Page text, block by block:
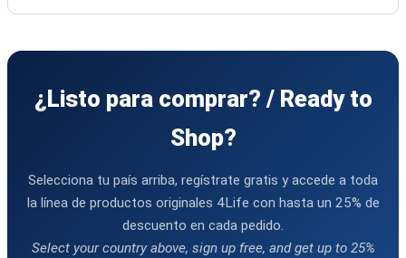
¿Listo para comprar? / Ready to
Shop?
Selecciona tu país arriba, regístrate gratis y accede a toda
la línea de productos originales 4Life con hasta un 25% de
descuento en cada pedido.
Select your country above, sign up free, and get up to 25%